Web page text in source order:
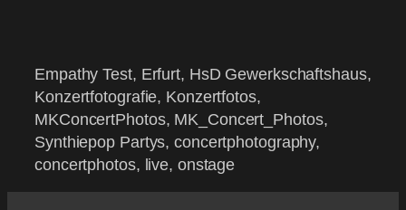
Empathy Test, Erfurt, HsD Gewerkschaftshaus,
Konzertfotografie, Konzertfotos,
MKConcertPhotos, MK_Concert_Photos,
Synthiepop Partys, concertphotography,
concertphotos, live, onstage